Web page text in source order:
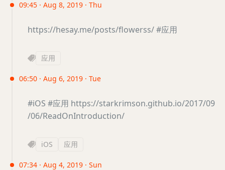
09:45 · Aug 8, 2019 · Thu
https://hesay.me/posts/flowerss/#应用
应用
06:50 · Aug 6, 2019 · Tue
#iOS #应用 https://starkrimson.github.io/2017/09
/06/ReadOnIntroduction/
iOS 应用
07:34 · Aug 4, 2019 · Sun